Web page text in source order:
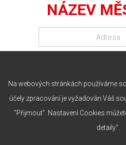
NÁZEV
Na webových stránkách používáme
účely zpracování je vyžadován Váš
"Přijmout". Nastavení Cookies
detaily".